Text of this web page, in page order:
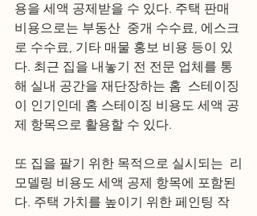
용을 세액 공제받을 수 있다. 주택 판매
비용으로는 부동산  중개 수수료, 에스크
로 수수료, 기타 매물 홍보 비용 등이 있
다. 최근 집을 내놓기 전 전문 업체를 통
해 실내 공간을 재단장하는 홈  스테이징
이 인기인데 홈 스테이징 비용도 세액 공
제 항목으로 활용할 수 있다.
또 집을 팔기 위한 목적으로 실시되는  리
모델링 비용도 세액 공제 항목에 포함된
다. 주택 가치를 높이기 위한 페인팅 작